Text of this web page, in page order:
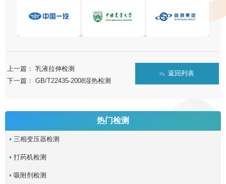
上一篇：乳液拉伸检测
下一篇：GB/T22435-2008湿热检测
返回列表
热门检测
三相变压器检测
打药机检测
吸附剂检测